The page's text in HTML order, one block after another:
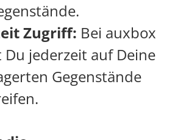
Zugriff: Bei auxbox
Du jederzeit auf Deine
Gegenstände